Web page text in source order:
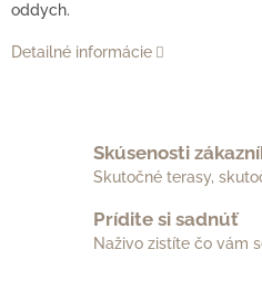
oddych.
Detailné informácie
Skúsenosti
Skutočné terasy,
Prídite si sadnúť
Naživo zistíte čo vám